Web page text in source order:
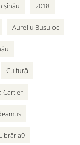
2018
Aureliu Busuioc
Cultură
Cartier